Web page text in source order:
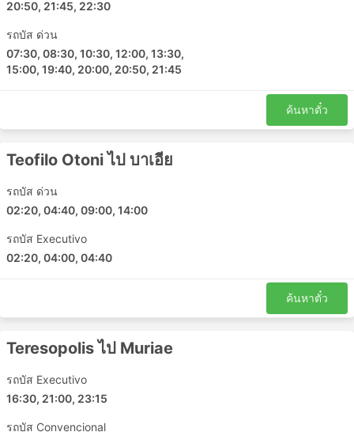
20:50, 21:45, 22:30
รถบัส ด่วน
07:30, 08:30, 10:30, 12:00, 13:30,
15:00, 19:40, 20:00, 20:50, 21:45
ค้นหาตั๋ว
Teofilo Otoni ไป บาเอีย
รถบัส ด่วน
02:20, 04:40, 09:00, 14:00
รถบัส Executivo
02:20, 04:00, 04:40
ค้นหาตั๋ว
Teresopolis ไป Muriae
รถบัส Executivo
16:30, 21:00, 23:15
รถบัส Convencional